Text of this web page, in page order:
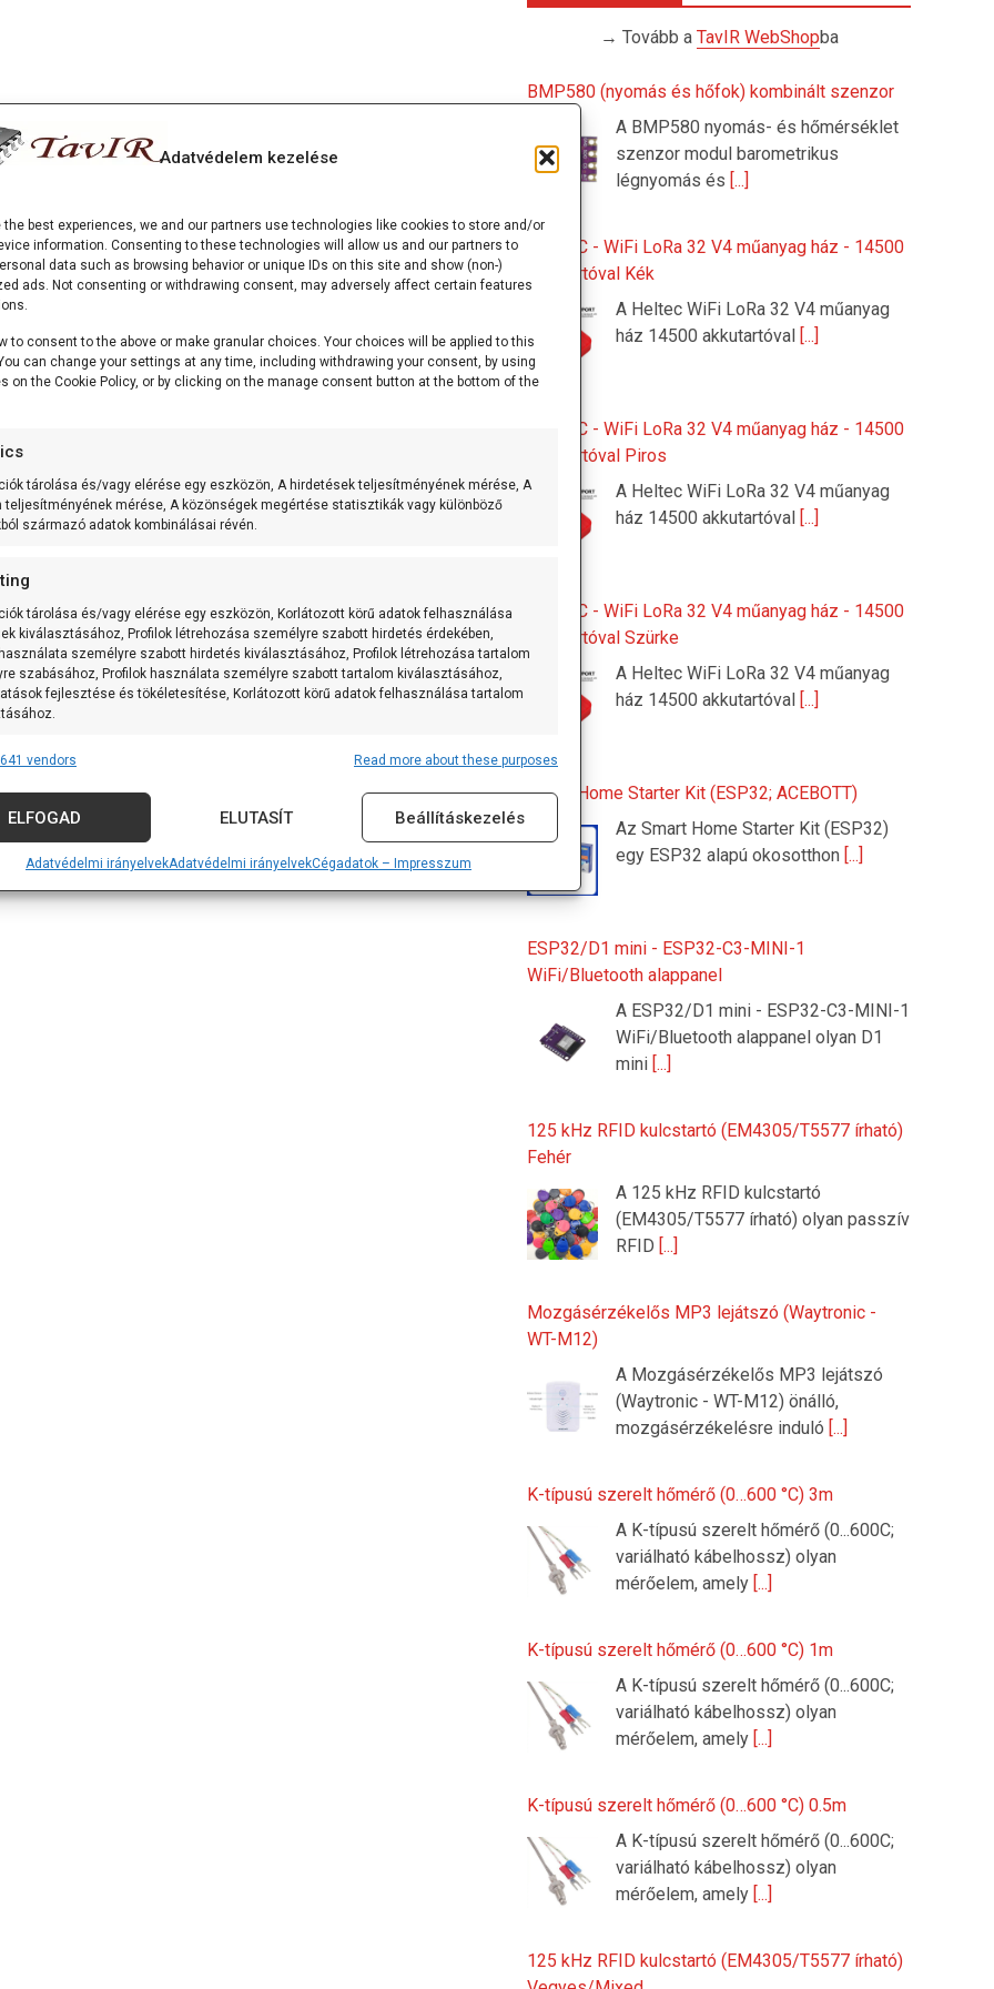
Adatvédelem kezelése
the best experiences, we and our partners use technologies like cookies to store and/or
information. Consenting to these technologies will allow us and our partners to
data such as browsing behavior or unique IDs on this site and show (non-)
ads. Not consenting or withdrawing consent, may adversely affect certain features
to consent to the above or make granular choices. Your choices will be applied to this
can change your settings at any time, including withdrawing your consent, by using
on the Cookie Policy, or by clicking on the manage consent button at the bottom of the
tárolása és/vagy elérése egy eszközön, A hirdetések teljesítményének mérése, A
teljesítményének mérése, A közönségek megértése statisztikák vagy különböző
származó adatok kombinálásai révén.
tárolása és/vagy elérése egy eszközön, Korlátozott körű adatok felhasználása
kiválasztásához, Profilok létrehozása személyre szabott hirdetés érdekében,
személyre szabott hirdetés kiválasztásához, Profilok létrehozása tartalom
szabásához, Profilok használata személyre szabott tartalom kiválasztásához,
fejlesztése és tökéletesítése, Korlátozott körű adatok felhasználása tartalom
Always active
származó adatok párosítása és kombinálása, Különböző
összekapcsolása, Eszközök azonosítása automatikusan továbbított
alapján.
földrajzi helymeghatározási adatok felhasználása.
Always active
vendors Read more about these purposes
ELFOGAD ELUTASÍT Beállításkezelés
Adatvédelmi irányelvekAdatvédelmi irányelvekCégadatok – Impresszum
→ Tovább a TavIR WebShopba
BMP580 (nyomás és hőfok) kombinált szenzor
A BMP580 nyomás- és hőmérséklet
szenzor modul barometrikus
légnyomás és [...]
HELTEC - WiFi LoRa 32 V4 műanyag ház - 14500
akkutartóval Kék
A Heltec WiFi LoRa 32 V4 műanyag
ház 14500 akkutartóval
[...]
HELTEC - WiFi LoRa 32 V4 műanyag ház - 14500
akkutartóval Piros
A Heltec WiFi LoRa 32 V4 műanyag
ház 14500 akkutartóval
[...]
HELTEC - WiFi LoRa 32 V4 műanyag ház - 14500
akkutartóval Szürke
A Heltec WiFi LoRa 32 V4 műanyag
ház 14500 akkutartóval
[...]
Smart Home Starter Kit (ESP32; ACEBOTT)
Az Smart Home Starter Kit (ESP32)
egy ESP32 alapú okosotthon [...]
ESP32/D1 mini - ESP32-C3-MINI-1
WiFi/Bluetooth alappanel
A ESP32/D1 mini - ESP32-C3-MINI-1
WiFi/Bluetooth alappanel olyan D1
mini [...]
125 kHz RFID kulcstartó (EM4305/T5577 írható)
Fehér
A 125 kHz RFID kulcstartó
(EM4305/T5577 írható) olyan passzív
RFID [...]
Mozgásérzékelős MP3 lejátszó (Waytronic -
WT-M12)
A Mozgásérzékelős MP3 lejátszó
(Waytronic - WT-M12) önálló,
mozgásérzékelésre induló [...]
K-típusú szerelt hőmérő (0…600 °C) 3m
A K-típusú szerelt hőmérő (0...600C;
variálható kábelhossz) olyan
mérőelem, amely [...]
K-típusú szerelt hőmérő (0…600 °C) 1m
A K-típusú szerelt hőmérő (0...600C;
variálható kábelhossz) olyan
mérőelem, amely [...]
K-típusú szerelt hőmérő (0…600 °C) 0.5m
A K-típusú szerelt hőmérő (0...600C;
variálható kábelhossz) olyan
mérőelem, amely [...]
125 kHz RFID kulcstartó (EM4305/T5577 írható)